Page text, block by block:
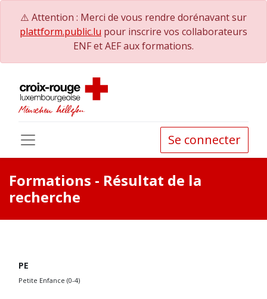
⚠️ Attention : Merci de vous rendre dorénavant sur
plattform.public.lu pour inscrire vos collaborateurs
ENF et AEF aux formations.
Se connecter
Formations - Résultat de la
recherche
PE
Petite Enfance (0-4)